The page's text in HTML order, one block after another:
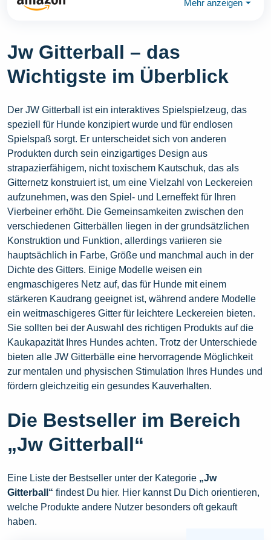
Mehr anzeigen ⏷
Jw Gitterball – das
Wichtigste im Überblick
Der JW Gitterball ist ein interaktives Spielspielzeug, das
speziell für Hunde konzipiert wurde und für endlosen
Spielspaß sorgt. Er unterscheidet sich von anderen
Produkten durch sein einzigartiges Design aus
strapazierfähigem, nicht toxischem Kautschuk, das als
Gitternetz konstruiert ist, um eine Vielzahl von Leckereien
aufzunehmen, was den Spiel- und Lerneffekt für Ihren
Vierbeiner erhöht. Die Gemeinsamkeiten zwischen den
verschiedenen Gitterbällen liegen in der grundsätzlichen
Konstruktion und Funktion, allerdings variieren sie
hauptsächlich in Farbe, Größe und manchmal auch in der
Dichte des Gitters. Einige Modelle weisen ein
engmaschigeres Netz auf, das für Hunde mit einem
stärkeren Kaudrang geeignet ist, während andere Modelle
ein weitmaschigeres Gitter für leichtere Leckereien bieten.
Sie sollten bei der Auswahl des richtigen Produkts auf die
Kaukapazität Ihres Hundes achten. Trotz der Unterschiede
bieten alle JW Gitterbälle eine hervorragende Möglichkeit
zur mentalen und physischen Stimulation Ihres Hundes und
fördern gleichzeitig ein gesundes Kauverhalten.
Die Bestseller im Bereich
„Jw Gitterball“
Eine Liste der Bestseller unter der Kategorie „Jw
Gitterball“ findest Du hier. Hier kannst Du Dich orientieren,
welche Produkte andere Nutzer besonders oft gekauft
haben.